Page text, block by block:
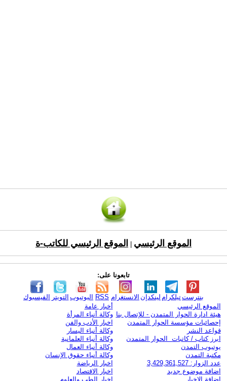
الموقع الرئيسي الموقع الرئيسي للكاتب-ة
تابعونا على:
الفيسبوك التويتر اليوتيوب RSS الانستغرام لينكدإن تيلكرامبنترست
الموقع الرئيسي
هيئة ادارة الحوار المتمدن - للإتصال بنا
إحصائيات مؤسسة الحوار المتمدن
قواعد النشر
ابرز كتاب / كاتبات الحوار المتمدن
يوتيوب التمدن
مكتبة التمدن
عدد الزوار: 3,429,361,527
اضافة موضوع جديد
اضافة الاخبار
أخبار عامة
وكالة أنباء المرأة
اخبار الأدب والفن
وكالة أنباء اليسار
وكالة أنباء العلمانية
وكالة أنباء العمال
وكالة أنباء حقوق الإنسان
اخبار الرياضة
اخبار الاقتصاد
اخبار الطب والعلوم